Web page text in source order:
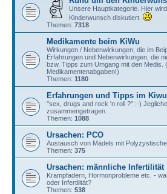
Unsere Hauptkategorie. Hier
Kinderwunsch diskutiert.
Themen: 7318
Medikamente beim KiWu
Wirkungen / Nebenwirkungen, die im
Erfahrungen und Nebenwirkungen, die
bzw. Tipps zum Umgang mit den Medis.
Medikamentenabgaben!)
Themen: 1180
Erfahrungen und Tipps im
"sex, drugs and rock 'n roll ?" :-)
zusammengetragen.
Themen: 1088
Ursachen: PCO
Austausch von Mädels mit
Themen: 375
Ursachen: männliche Infertilität
Krampfadern, Hormonprobleme etc. -
oder Infertilität?
Themen: 538